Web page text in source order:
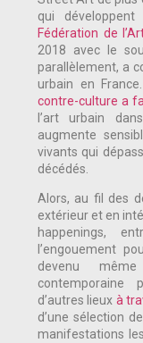
qui
Fédération de
2018 avec le
parallèlement, a
urbain en
contre-culture a
l’art urbain
augmente
vivants qui
décédés.
Alors, au fil des
extérieur et en
happenings,
l’engouement
devenu
contemporaine
d’autres lieux à
d’une sélection
manifestations